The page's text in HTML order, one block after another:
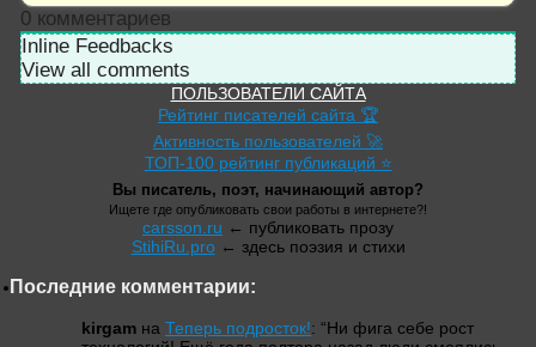
0комментариев
Inline Feedbacks
View all comments
ПОЛЬЗОВАТЕЛИ САЙТА
Рейтинг писателей сайта 🏆
Активность пользователей 🚀
ТОП-100 рейтинг публикаций ⭐
Вы писатель, поэт, начинающий автор?
Ищете где опубликовать свои работы в интернете?!
carsson.ru ← публиковать прозу
StihiRu.pro ← здесь поэзия и стихи
Последние комментарии:
kirgam на Теперь подросток!: “Ни фига себе рост